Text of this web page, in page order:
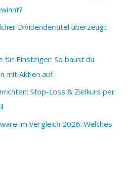
Dividendentitel überzeugt
für Einsteiger: So baust du
mit Aktien auf
Stop-Loss & Zielkurs per
im Vergleich 2026: Welches